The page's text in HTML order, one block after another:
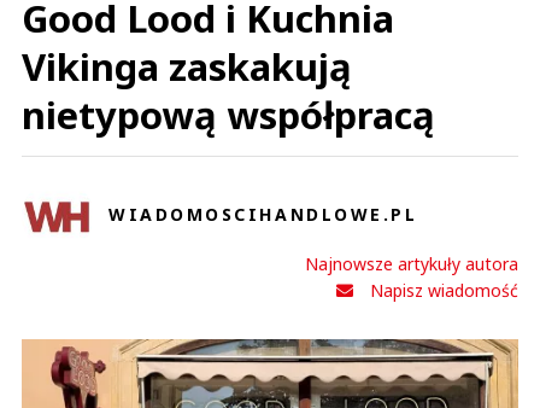
Good Lood i Kuchnia
Vikinga zaskakują
nietypową współpracą
WIADOMOSCIHANDLOWE.PL
Najnowsze artykuły autora
Napisz wiadomość